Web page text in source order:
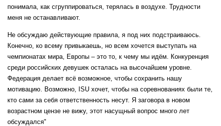
USA
USA
ITA
понимала, как сгруппироваться, терялась в воздухе. Трудности
меня не останавливают.
Не обсуждаю действующие правила, я под них подстраиваюсь.
Конечно, ко всему привыкаешь, но всем хочется выступать на
чемпионатах мира, Европы – это то, к чему мы идём. Конкуренция
среди российских девушек осталась на высочайшем уровне.
Федерация делает всё возможное, чтобы сохранить нашу
мотивацию. Возможно, ISU хочет, чтобы на соревнованиях были те,
кто сами за себя ответственность несут. Я заговора в новом
возрастном цензе не вижу, этот насущный вопрос много лет
обсуждался"